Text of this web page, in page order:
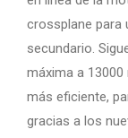
crossplane para
secundario.
máxima a
más eficiente,
gracias a los